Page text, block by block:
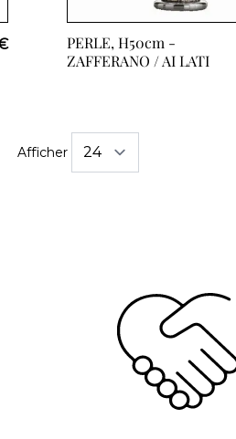
PERLE, H50cm -
ZAFFERANO / AI LATI
Afficher